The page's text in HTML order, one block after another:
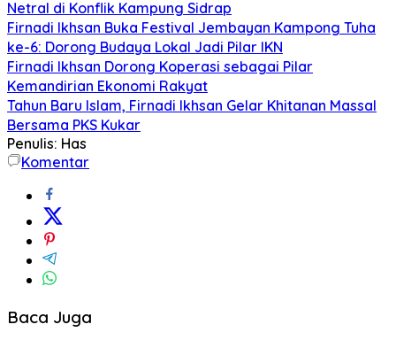
Netral di Konflik Kampung Sidrap
Firnadi Ikhsan Buka Festival Jembayan Kampong Tuha
ke-6: Dorong Budaya Lokal Jadi Pilar IKN
Firnadi Ikhsan Dorong Koperasi sebagai Pilar
Kemandirian Ekonomi Rakyat
Tahun Baru Islam, Firnadi Ikhsan Gelar Khitanan Massal
Bersama PKS Kukar
Penulis: Has
Komentar
Baca Juga